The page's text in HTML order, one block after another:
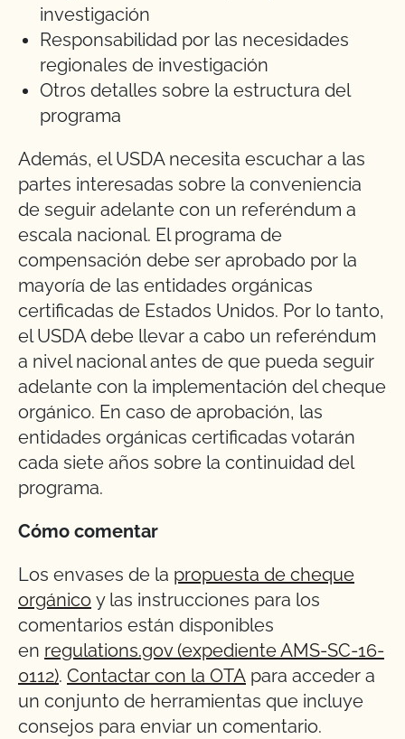
investigación
Responsabilidad por las necesidades
regionales de investigación
Otros detalles sobre la estructura del
programa
Además, el USDA necesita escuchar a las
partes interesadas sobre la conveniencia
de seguir adelante con un referéndum a
escala nacional. El programa de
compensación debe ser aprobado por la
mayoría de las entidades orgánicas
certificadas de Estados Unidos. Por lo tanto,
el USDA debe llevar a cabo un referéndum
a nivel nacional antes de que pueda seguir
adelante con la implementación del cheque
orgánico. En caso de aprobación, las
entidades orgánicas certificadas votarán
cada siete años sobre la continuidad del
programa.
Cómo comentar
Los envases de la propuesta de cheque
orgánico y las instrucciones para los
comentarios están disponibles
en regulations.gov (expediente AMS-SC-16-
0112). Contactar con la OTA para acceder a
un conjunto de herramientas que incluye
consejos para enviar un comentario.